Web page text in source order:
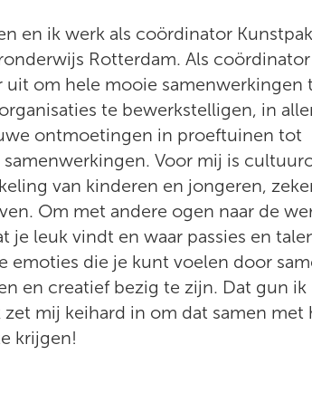
en ik werk als coördinator
Rotterdam. Als coördinator
uit om hele mooie samenwerkingen
te bewerkstelligen, in
ontmoetingen in proeftuinen tot
Voor mij is
van kinderen en jongeren,
Om met andere ogen naar de
je leuk vindt en waar passies en
emoties die je kunt voelen door
en creatief bezig te zijn. Dat gun ik
mij keihard in om dat samen met
krijgen!